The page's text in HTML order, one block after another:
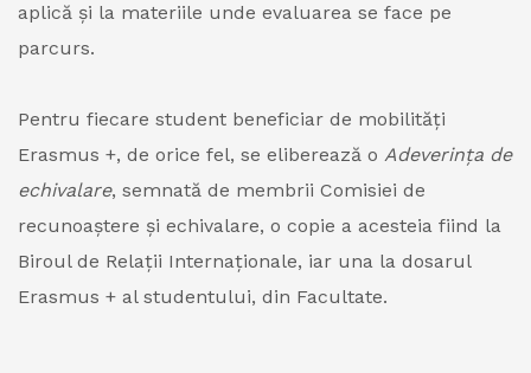
aplică și la materiile unde evaluarea se face pe
parcurs.
Pentru fiecare student beneficiar de mobilități
Erasmus +, de orice fel, se eliberează o Adeverința de
echivalare, semnată de membrii Comisiei de
recunoaștere și echivalare, o copie a acesteia fiind la
Biroul de Relații Internaționale, iar una la dosarul
Erasmus + al studentului, din Facultate.